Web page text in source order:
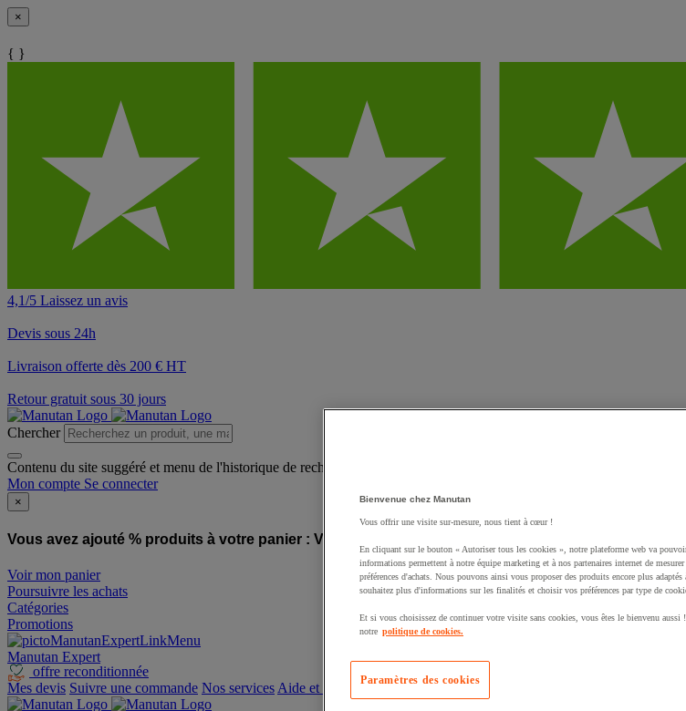
×
{ }
4,1/5 Laissez un avis
Devis sous 24h
Livraison offerte dès 200 € HT
Retour gratuit sous 30 jours
Chercher
Contenu du site suggéré et menu de l'historique de recherche
Mon compte Se connecter
×
Vous avez ajouté % produits à votre panier : Vous avez ajouté un produit à votre panier :
Voir mon panier
Poursuivre les achats
Catégories
Promotions
Manutan Expert
offre reconditionnée
Mes devis Suivre une commande Nos services Aide et contact
Bienvenue chez Manutan
Vous offrir une visite sur-mesure, nous tient à cœur !
En cliquant sur le bouton « Autoriser tous les cookies », notre plateforme web va
informations permettent à notre équipe marketing et à nos partenaires internet de
préférences d'achats. Nous pouvons ainsi vous proposer des produits encore plus
souhaitez plus d'informations sur les finalités et choisir vos préférences par type de
Et si vous choisissez de continuer votre visite sans cookies, vous êtes le bienvenu
notre politique de cookies.
Paramètres des cookies